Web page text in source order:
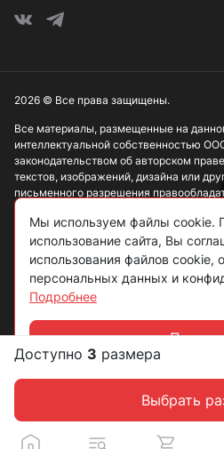
Доступно 3 размера
Выбрать
Все материалы, размещенные на
интеллектуальной собственностью
законодательством об авторском
текстов, изображений, дизайна или
письменного разрешения
Информация, представленная на сайте,
ознакомительный характер и не может
публичная оферта в соответствии со
Политика конфиденциальности
Согласие на обработку данных
Пользовательское соглашение
2026 © Все права защищены.
Мы используем файлы cookie.
использование сайта, Вы
использования файлов cookie,
персональных данных и
Подробнее